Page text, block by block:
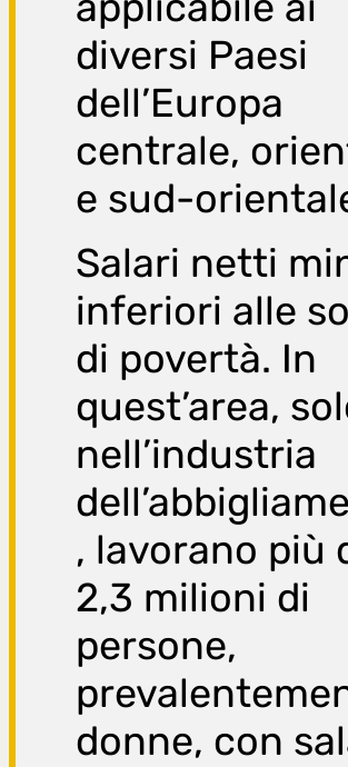
diversi Paesi
dell’Europa
centrale,
e sud-
Salari netti
inferiori alle
di povertà. In
quest’area,
nell’industria
, lavorano più
2,3 milioni di
persone,
donne, con